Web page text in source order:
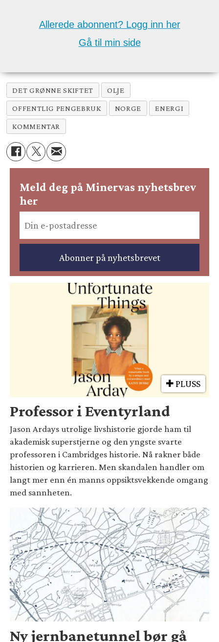
Allerede abonnent? Logg inn her
Gå til min side
DET GRØNNE SKIFTET OLJE
OFFENTLIG PENGEBRUK NORGE ENERGI
KOMMENTAR
Meld deg på Minervas nyhetsbrev
her
PLUSS
Professor i Eventyrland
Jason Ardays utrolige livshistorie gjorde ham til
akademisk superstjerne og den yngste svarte
professoren i Cambridges historie. Nå rakner både
historien og karrieren. Men skandalen handler om
langt mer enn én manns oppsiktsvekkende omgang
med sannheten.
Ny jernbanetunnel bør gå